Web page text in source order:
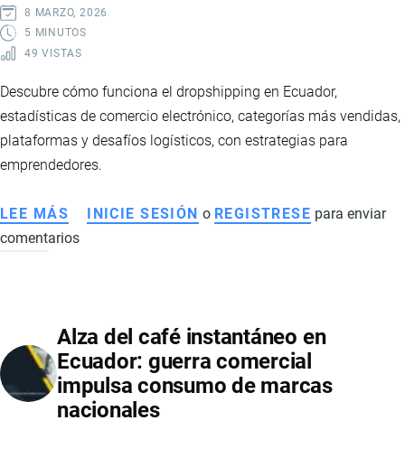
ESTABILIDAD
Y
FORTALECIMIENTO
8 MARZO, 2026
5 MINUTOS
49 VISTAS
Descubre cómo funciona el dropshipping en Ecuador,
estadísticas de comercio electrónico, categorías más vendidas,
plataformas y desafíos logísticos, con estrategias para
emprendedores.
LEE MÁS SOBRE
DROPSHIPPING
COMPLETA
PARA
EMPRENDEDORES
EN
INICIE SESIÓN o REGISTRESE para enviar
comentarios
Alza del café instantáneo en
Ecuador: guerra comercial
impulsa consumo de marcas
nacionales